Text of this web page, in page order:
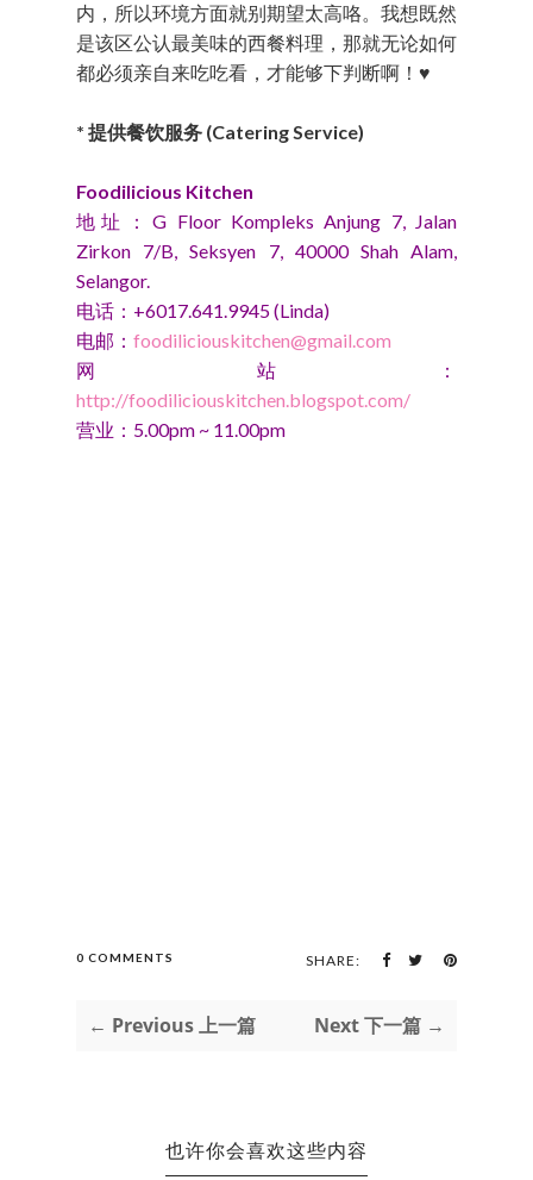
内，所以环境方面就别期望太高咯。我想既然
是该区公认最美味的西餐料理，那就无论如何
都必须亲自来吃吃看，才能够下判断啊！♥
* 提供餐饮服务 (Catering Service)
Foodilicious Kitchen
地址：G Floor Kompleks Anjung 7, Jalan
Zirkon 7/B, Seksyen 7, 40000 Shah Alam,
Selangor.
电话：+6017.641.9945 (Linda)
电邮： foodiliciouskitchen@gmail.com
网站：
http://foodiliciouskitchen.blogspot.com/
营业：5.00pm ~ 11.00pm
0 COMMENTS SHARE:
← Previous 上一篇 Next 下一篇 →
也许你会喜欢这些内容